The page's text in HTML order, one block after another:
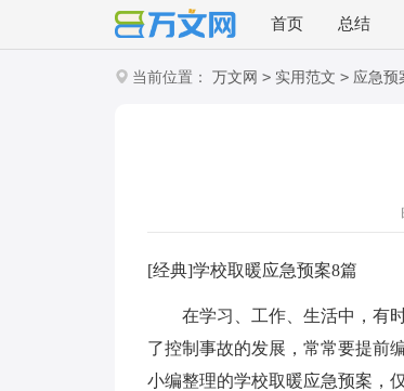
首页 总结
当前位置： 万文网 > 实用范文 > 应急预
[经典]学校取暖应急预案8篇
在学习、工作、生活中，有时
了控制事故的发展，常常要提前
小编整理的学校取暖应急预案，